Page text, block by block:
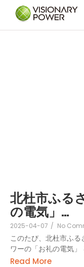
北杜市ふる
の電気」…
2025-04-07 / No
このたび、北杜市ふ
ワーの「お礼の電気
Read More